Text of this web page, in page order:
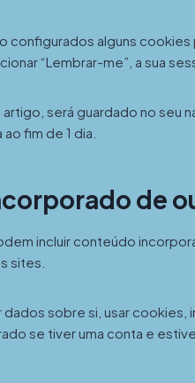
configurados alguns
“Lembrar-me”, a sua
artigo, será guardado no
fim de 1 dia.
de
incluir conteúdo
sites.
sobre si, usar
se tiver uma conta e